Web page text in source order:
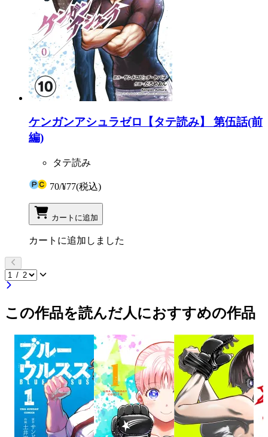
ケンガンアシュラゼロ【タテ読み】 第伍話(前
編)
タテ読み
70/¥77(税込)
カートに追加
カートに追加しました
この作品を読んだ人におすすめの作品